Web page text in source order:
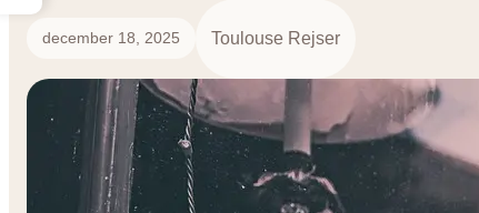
december 18, 2025 Toulouse Rejser